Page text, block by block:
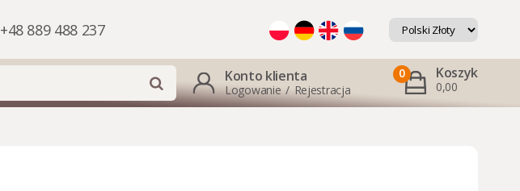
+48 889 488 237
Konto klienta
Logowanie / Rejestracja
0 Koszyk
0,00